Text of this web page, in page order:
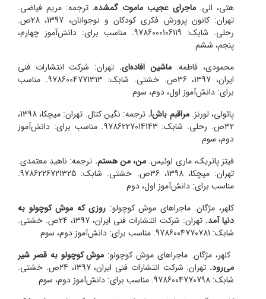
هتی، الی.ماجرای عجیب ماموت گمشده.ترجمه: مریم فیاضی.
تهران: کانون پرورش فکری کودکان و نوجوانان، 1397، 28ص.
رحلی. شابک: 9786000106119. مناسب برای: دانش‌آموز چهارم،
پنجم، ششم
محمودی، فاطمه.ماشین افاده‌ای. تهران: شرکت انتشارات فنی
ایران، 1397، 36ص. خشتی. شابک: 9786004771313. مناسب
برای: دانش‌آموز اول، دوم، سوم
پائولی، لورنز.مراقبم باش!.
ترجمه: نگین کتال. تهران: میچکا، 1398،
32ص. رحلی. شابک: 9786227014143. مناسب برای: دانش‌آموز
دوم، سوم
فیتز پاتریک، ماری لوئیس. من، من هستم. ترجمه: ناهید معتمدی.
تهران: میچکا، 1398، 36ص. خشتی. شابک: 9786226721325.
مناسب برای: دانش‌آموز اول، دوم
کلهر، مژگان. ماجراهای موش کوچولو: روزی که موش کوچولو به
دنیا آمد.
تهران: شرکت انتشارات فنی ایران، 1397، 24ص. خشتی.
شابک: 9786004770781. مناسب برای: دانش‌آموز دوم، سوم
کلهر، مژگان. ماجراهای موش کوچولو: موش کوچولو به قصر شیر
می‌رود.
تهران: شرکت انتشارات فنی ایران، 1397، 24ص. خشتی.
شابک: 9786004770798. مناسب برای: دانش‌آموز دوم، سوم